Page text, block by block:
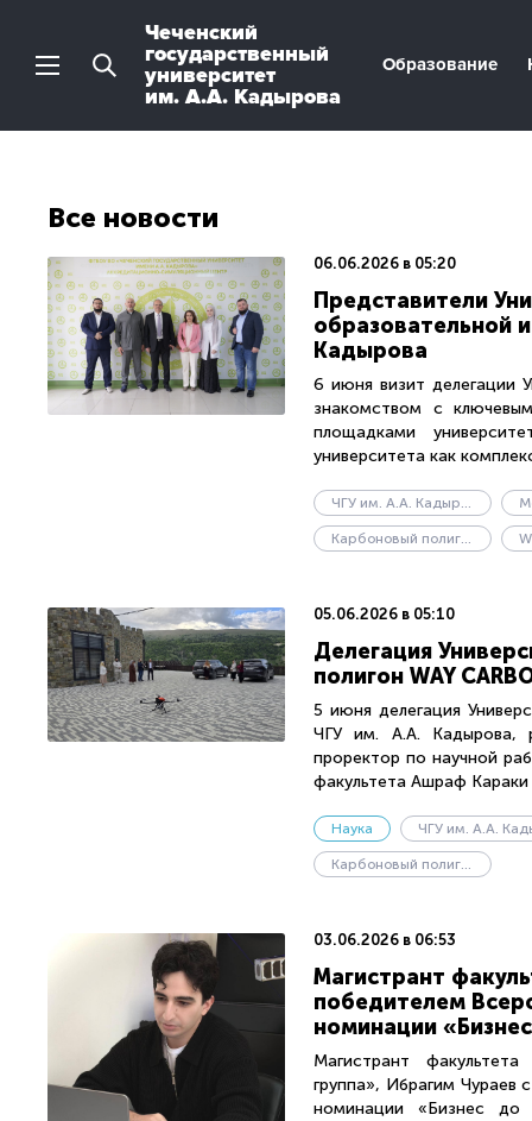
Чеченский
государственный
университет
им. А.А. Кадырова
Образование
Все новости
06.06.2026 в 05:20
Представители
образовательной
Кадырова
6 июня визит делегации
знакомством с
площадками
университета как
ЧГУ им. А.А. Кадырова
Карбоновый полигон
05.06.2026 в 05:10
Делегация
полигон WAY
5 июня делегация
ЧГУ им. А.А. Кадырова,
проректор по научной
факультета Ашраф
Наука
Карбоновый полигон
03.06.2026 в 06:53
Магистрант
победителем
номинации
Магистрант
группа», Ибрагим Чураев
номинации «Бизнес до